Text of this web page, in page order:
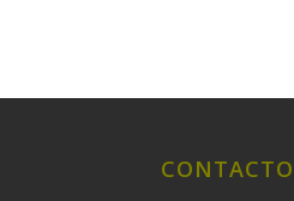
CONTACTO